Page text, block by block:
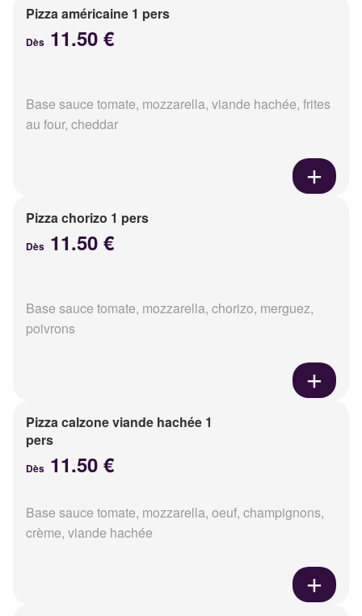
Pizza américaine 1 pers
Dès 11.50 €
Base sauce tomate, mozzarella, viande hachée, frites
au four, cheddar
Pizza chorizo 1 pers
Dès 11.50 €
Base sauce tomate, mozzarella, chorizo, merguez,
poivrons
Pizza calzone viande hachée 1
pers
Dès 11.50 €
Base sauce tomate, mozzarella, oeuf, champignons,
crème, viande hachée